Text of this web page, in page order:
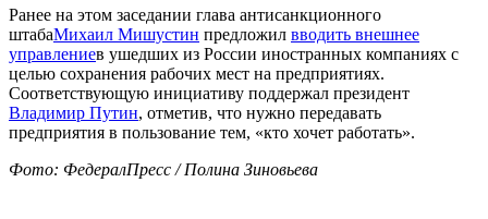
Ранее на этом заседании глава антисанкционного
штабаМихаил Мишустин предложил вводить внешнее
управлениев ушедших из России иностранных компаниях с
целью сохранения рабочих мест на предприятиях.
Соответствующую инициативу поддержал президент
Владимир Путин, отметив, что нужно передавать
предприятия в пользование тем, «кто хочет работать».
Фото: ФедералПресс / Полина Зиновьева